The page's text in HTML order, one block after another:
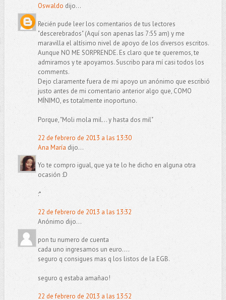
Oswaldo dijo...
Recién pude leer los comentarios de tus lectores
"descerebrados" (Aquí son apenas las 7:55 am) y me
maravilla el altísimo nivel de apoyo de los diversos escritos.
Aunque NO ME SORPRENDE. Es claro que te queremos, te
admiramos y te apoyamos. Suscribo para mí casi todos los
comments.
Dejo claramente fuera de mi apoyo un anónimo que escribió
justo antes de mi comentario anterior algo que, COMO
MÍNIMO, es totalmente inoportuno.
Porque, "Moli mola mil... y hasta dos mil"
22 de febrero de 2013 a las 13:30
Ana María dijo...
Yo te compro igual, que ya te lo he dicho en alguna otra
ocasión :D
:*
22 de febrero de 2013 a las 13:32
Anónimo dijo...
pon tu numero de cuenta
cada uno ingresamos un euro....
seguro q consigues mas q los listos de la EGB.
seguro q estaba amañao!
22 de febrero de 2013 a las 13:52